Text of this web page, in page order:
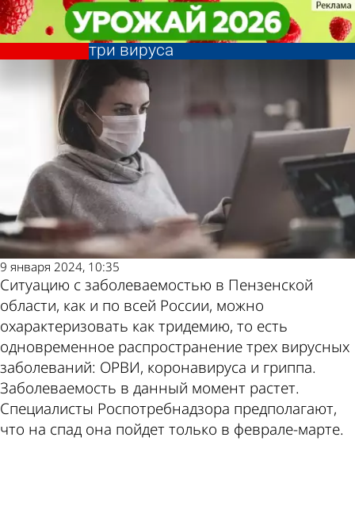
Тридемия: в стране
одновременно распространяются
три вируса
Общество
9 января 2024, 10:35
Ситуацию с заболеваемостью в Пензенской
области, как и по всей России, можно
охарактеризовать как тридемию, то есть
одновременное распространение трех вирусных
заболеваний: ОРВИ, коронавируса и гриппа.
Заболеваемость в данный момент растет.
Специалисты Роспотребнадзора предполагают,
что на спад она пойдет только в феврале-марте.
Тридемия: в стране
одновременно распространяются
три вируса
Общество
Другие новости
по теме
Погода и курсы
валют в Пензе